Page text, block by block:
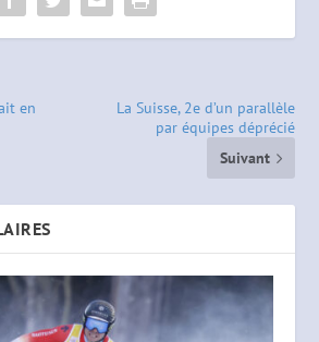
en
La Suisse, 2e d’un parallèle
par équipes déprécié
Suivant